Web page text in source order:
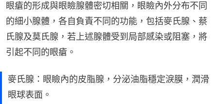
眼瘡的形成與眼瞼腺體密切相關，眼瞼內外分布不同
的細小腺體，各自負責不同的功能，包括麥氏腺、蔡
氏腺及莫氏腺，若上述腺體受到局部感染或阻塞，將
引起不同的眼瘡。
麥氏腺：眼瞼內的皮脂腺，分泌油脂穩定淚膜，潤滑
眼球表面。